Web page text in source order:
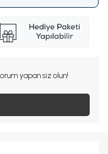
yapan siz olun!